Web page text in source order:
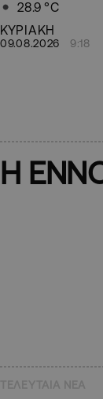
28.9 °C
ΚΥΡΙΑΚΗ
09.08.2026 9:18
Η